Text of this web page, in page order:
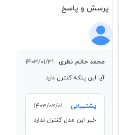
پرسش و پاسخ
محمد حاتم نظری 1403/01/31
آیا این پنکه کنترل دارد
پشتیبانی 1403/02/01
خیر این مدل کنترل ندارد